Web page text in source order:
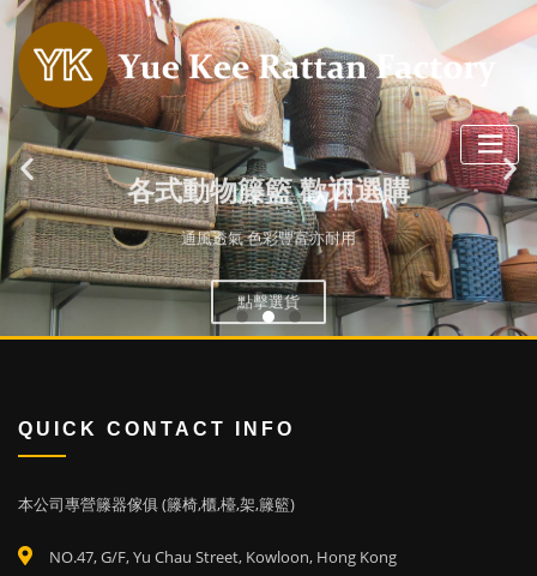
各式動物籐籃 歡迎選購
通風透氣 色彩豐富亦耐用
點擊選貨
QUICK CONTACT INFO
本公司專營籐器傢俱 (籐椅,櫃,檯,架,籐籃)
NO.47, G/F, Yu Chau Street, Kowloon, Hong Kong